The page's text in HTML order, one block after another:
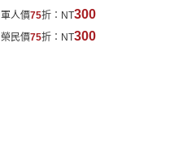
軍人價75折： NT300
榮民價75折： NT300